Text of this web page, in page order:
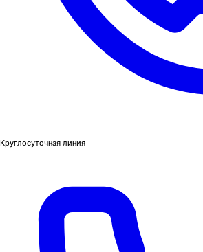
Круглосуточная линия